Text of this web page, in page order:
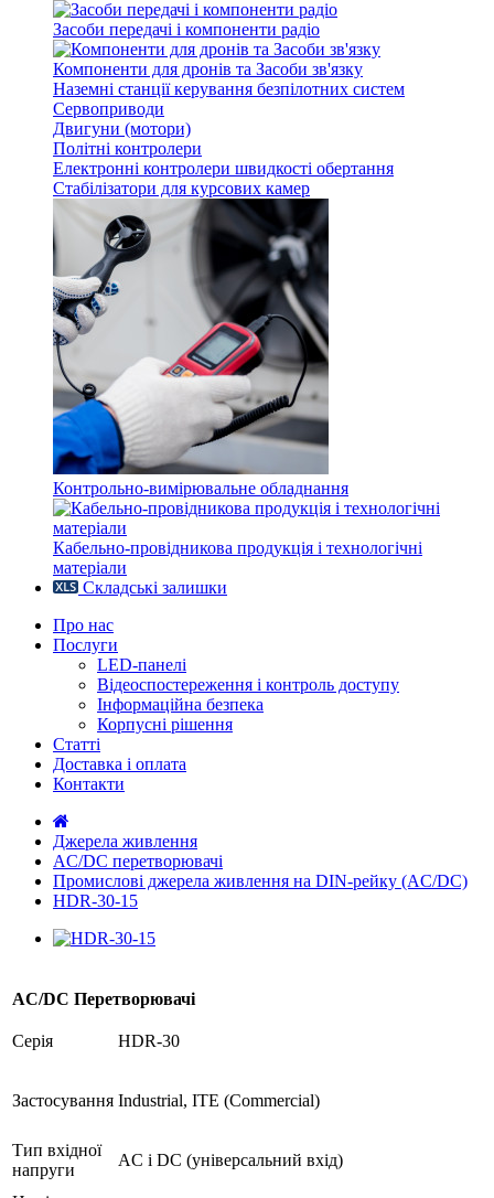
Засоби передачі і компоненти радіо
Компоненти для дронів та Засоби зв'язку
Наземні станції керування безпілотних систем
Сервоприводи
Двигуни (мотори)
Політні контролери
Електронні контролери швидкості обертання
Стабілізатори для курсових камер
Контрольно-вимірювальне обладнання
Кабельно-провідникова продукція і технологічні
матеріали
Складські залишки
Про нас
Послуги
LED-панелі
Відеоспостереження і контроль доступу
Інформаційна безпека
Корпусні рішення
Статті
Доставка і оплата
Контакти
Джерела живлення
AC/DC перетворювачі
Промислові джерела живлення на DIN-рейку (AC/DC)
HDR-30-15
AC/DC Перетворювачі
Серія HDR-30
Застосування Industrial, ITE (Commercial)
Тип вхідної
напруги
AC і DC (універсальний вхід)